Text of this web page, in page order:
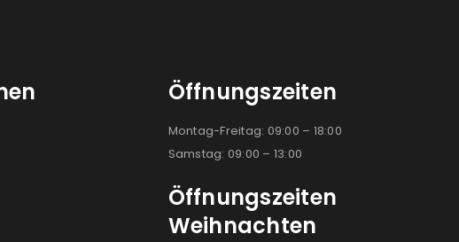
Öffnungszeiten
Montag-Freitag: 09:00 – 18:00
Samstag: 09:00 – 13:00
Öffnungszeiten
Weihnachten